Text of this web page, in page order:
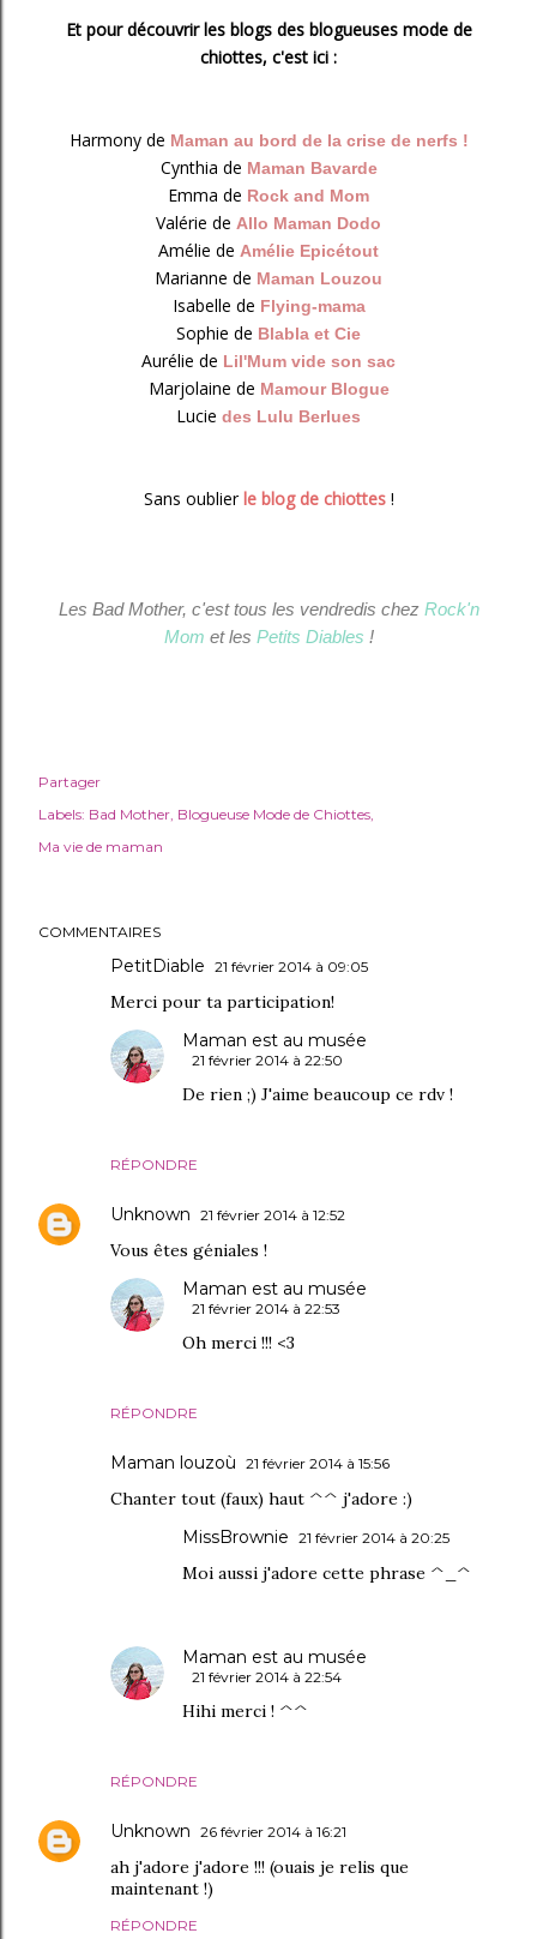
Et pour découvrir les blogs des blogueuses mode de
chiottes, c'est ici :
Harmony de Maman au bord de la crise de nerfs !
Cynthia de Maman Bavarde
Emma de Rock and Mom
Valérie de Allo Maman Dodo
Amélie de Amélie Epicétout
Marianne de Maman Louzou
Isabelle de Flying-mama
Sophie de Blabla et Cie
Aurélie de Lil'Mum vide son sac
Marjolaine de Mamour Blogue
Lucie des Lulu Berlues
Sans oublierle blog de chiottes!
Les Bad Mother, c'est tous les vendredis chez Rock'n
Mom et les Petits Diables !
Partager
Labels: Bad Mother Blogueuse Mode de Chiottes
Ma vie de maman
COMMENTAIRES
PetitDiable 21 février 2014 à 09:05
Merci pour ta participation!
RÉPONDRE
Maman est au musée
21 février 2014 à 22:50
De rien ;) J'aime beaucoup ce rdv !
Unknown 21 février 2014 à 12:52
Vous êtes géniales !
RÉPONDRE
Maman est au musée
21 février 2014 à 22:53
Oh merci !!! <3
Maman louzoù 21 février 2014 à 15:56
Chanter tout (faux) haut ^^ j'adore :)
RÉPONDRE
MissBrownie 21 février 2014 à 20:25
Moi aussi j'adore cette phrase ^_^
Maman est au musée
21 février 2014 à 22:54
Hihi merci ! ^^
Unknown 26 février 2014 à 16:21
ah j'adore j'adore !!! (ouais je relis que
maintenant !)
RÉPONDRE